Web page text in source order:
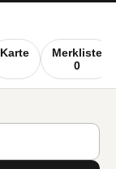
Karte
Merkliste
0